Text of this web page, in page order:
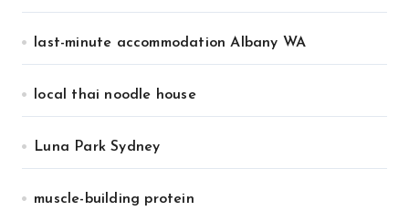
last-minute accommodation Albany WA
local thai noodle house
Luna Park Sydney
muscle-building protein